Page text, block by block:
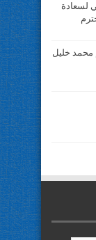
لسعادة
محمد خليل